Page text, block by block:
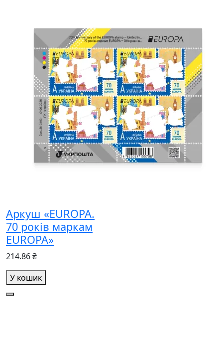
Аркуш «EUROPA.
70 років маркам
EUROPA»
214.86 ₴
У кошик